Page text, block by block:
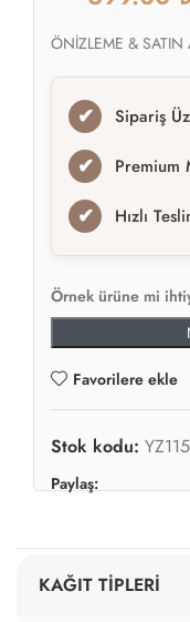
ÖNİZLEME & SATIN
✔ Sipariş
✔ Premium
✔ Hızlı
Örnek ürüne mi
Favorilere ekle
Stok kodu:
Paylaş:
KAĞIT TİPLERİ